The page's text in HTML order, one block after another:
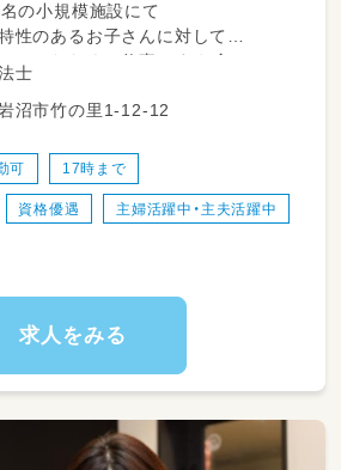
の小規模施設にて
性のあるお子さんに対して
ていただくお仕事です☆彡
デイサービス：6～18歳
士
沼市竹の里1-12-12
可 17時まで
資格優遇 主婦活躍中・主夫活躍中
求人をみる